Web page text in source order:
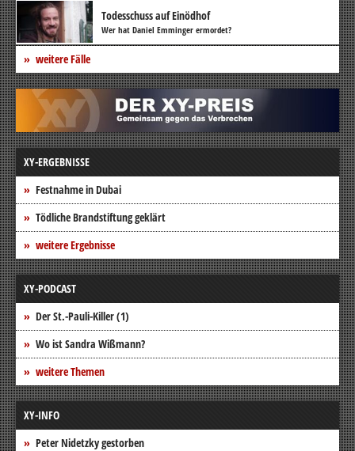
Todesschuss auf Einödhof
Wer hat Daniel Emminger ermordet?
weitere Fälle
XY-ERGEBNISSE
Festnahme in Dubai
Tödliche Brandstiftung geklärt
weitere Ergebnisse
XY-PODCAST
Der St.-Pauli-Killer (1)
Wo ist Sandra Wißmann?
weitere Themen
XY-INFO
Peter Nidetzky gestorben